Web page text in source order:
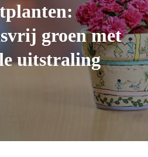
groen met
uitstraling